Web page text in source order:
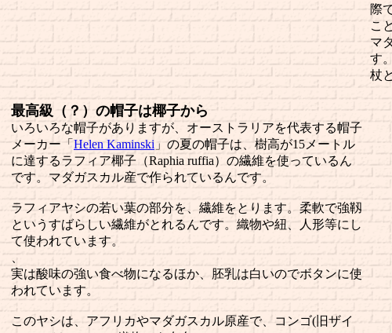
際
こ
マ
す
杖
最高級（？）の帽子は椰子から
いろいろな帽子がありますが、オーストラリアを代表する帽子
メーカー「 Helen Kaminski 」の夏の帽子は、樹高が15メートル
に達するラフィア椰子（Raphia ruffia）の繊維を使っているん
です。マダガスカル産で作られているんです。
ラフィアヤシの若い葉の部分を、繊維をとります。柔軟で強靱
というすばらしい繊維がとれるんです。織物や紐、人形等にし
て使われています。
、
実は酸味の強い食べ物になるほか、胚乳は白いのでボタンに使
われています。
このヤシは、アフリカやマダガスカル原産で、コンゴ(旧ザイ